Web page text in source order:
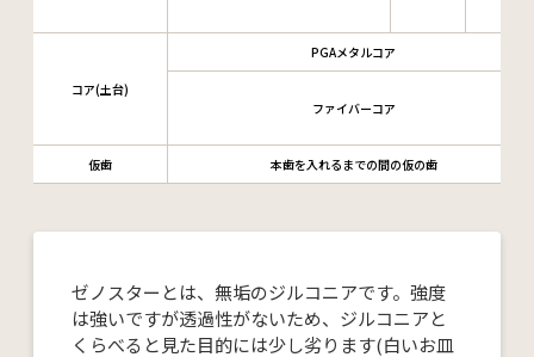
コア(土台)
PGAメタルコア
ファイバーコア
仮歯 本歯を入れるまでの間の仮の歯
ゼノスターとは、無垢のジルコニアです。強度
は強いですが透過性がないため、ジルコニアと
くらべると見た目的には少し劣ります(白いお皿